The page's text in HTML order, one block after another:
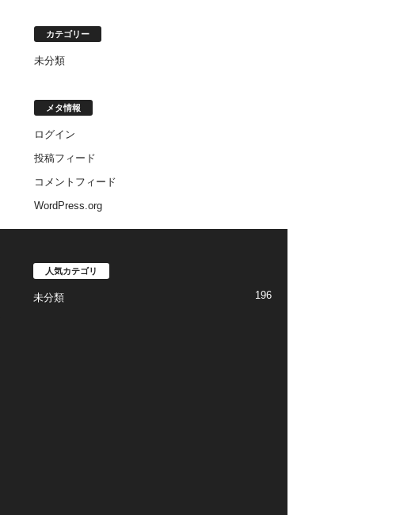
カテゴリー
未分類
メタ情報
ログイン
投稿フィード
コメントフィード
WordPress.org
人気カテゴリ
未分類 196